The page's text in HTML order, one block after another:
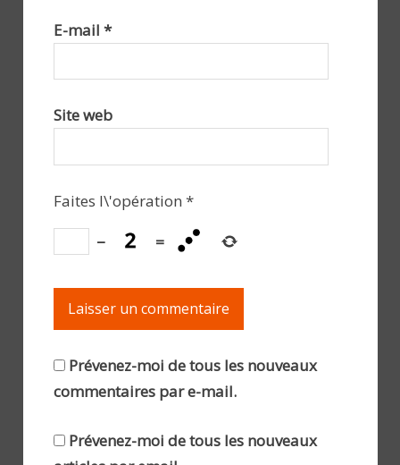
E-mail *
Site web
Faites l\'opération *
−
=
Prévenez-moi de tous les nouveaux
commentaires par e-mail.
Prévenez-moi de tous les nouveaux